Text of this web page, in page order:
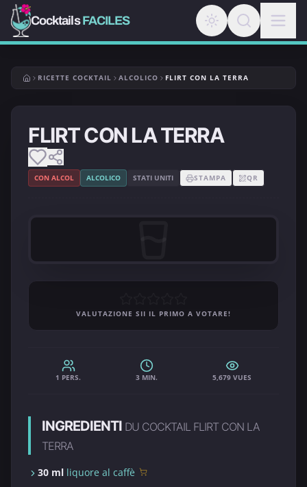
CocktailsFACILES
RICETTE COCKTAIL ALCOLICO FLIRT CON LA TERRA
FLIRT CON LA TERRA
CON ALCOL ALCOLICO STATI UNITI STAMPA QR
VALUTAZIONE SII IL PRIMO A VOTARE!
1 PERS. 3 MIN. 5,679 VUES
INGREDIENTI DU COCKTAIL FLIRT CON LA
TERRA
30 ml liquore al caffè